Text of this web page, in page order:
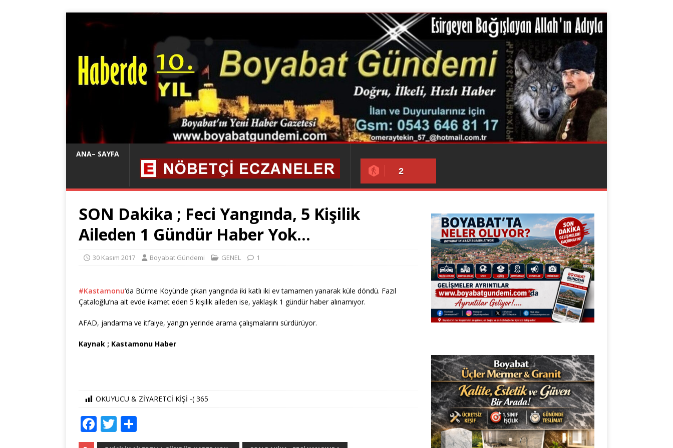
ANA– SAYFA
2
SON Dakika ; Feci Yangında, 5 Kişilik
Aileden 1 Gündür Haber Yok…
30 Kasım 2017 Boyabat Gündemi GENEL 1
#Kastamonu‘da Bürme Köyünde çıkan yangında iki katlı iki ev tamamen yanarak küle döndü. Fazıl
Çataloğlu’na ait evde ikamet eden 5 kişilik aileden ise, yaklaşık 1 gündür haber alınamıyor.
AFAD, jandarma ve itfaiye, yangın yerinde arama çalışmalarını sürdürüyor.
Kaynak ; Kastamonu Haber
OKUYUCU & ZİYARETCİ KİŞİ -( 365
F
a
T
w h